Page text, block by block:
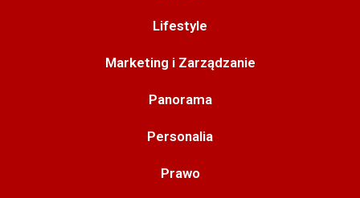
Lifestyle
Marketing i Zarządzanie
Panorama
Personalia
Prawo